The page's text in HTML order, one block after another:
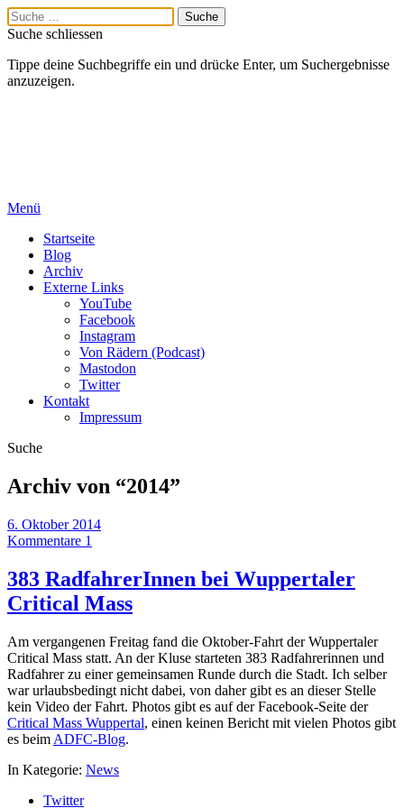
Suche schliessen
Tippe deine Suchbegriffe ein und drücke Enter, um Suchergebnisse
anzuzeigen.
Menü
Startseite
Blog
Archiv
Externe Links
YouTube
Facebook
Instagram
Von Rädern (Podcast)
Mastodon
Twitter
Kontakt
Impressum
Suche
Archiv von “2014”
6. Oktober 2014
Kommentare 1
383 RadfahrerInnen bei Wuppertaler
Critical Mass
Am vergangenen Freitag fand die Oktober-Fahrt der Wuppertaler
Critical Mass statt. An der Kluse starteten 383 Radfahrerinnen und
Radfahrer zu einer gemeinsamen Runde durch die Stadt. Ich selber
war urlaubsbedingt nicht dabei, von daher gibt es an dieser Stelle
kein Video der Fahrt. Photos gibt es auf der Facebook-Seite der
Critical Mass Wuppertal, einen keinen Bericht mit vielen Photos gibt
es beim ADFC-Blog.
In Kategorie: News
Twitter